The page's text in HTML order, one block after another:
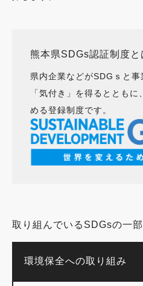
熊本県SDGs認証制度と
県内企業などがSDGｓと
「気付き」を得るととも
める登録制度です。
取り組んでいるSDGsの一部
環境保全への取り組み